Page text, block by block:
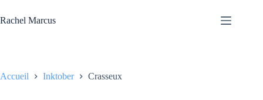
au
contenu
Rachel Marcus
Accueil Inktober Crasseux